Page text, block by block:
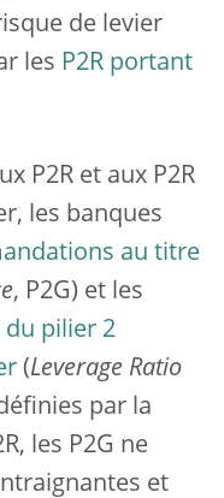
de levier
les P2R portant
P2R et aux P2R
les banques
au titre
, P2G) et les
pilier 2
(Leverage Ratio
par la
les P2G ne
et